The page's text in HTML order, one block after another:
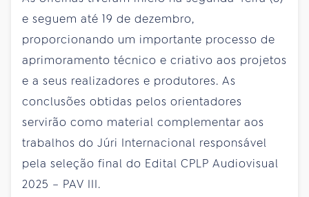
e seguem até 19 de dezembro,
proporcionando um importante processo de
aprimoramento técnico e criativo aos projetos
e a seus realizadores e produtores. As
conclusões obtidas pelos orientadores
servirão como material complementar aos
trabalhos do Júri Internacional responsável
pela seleção final do Edital CPLP Audiovisual
2025 – PAV III.